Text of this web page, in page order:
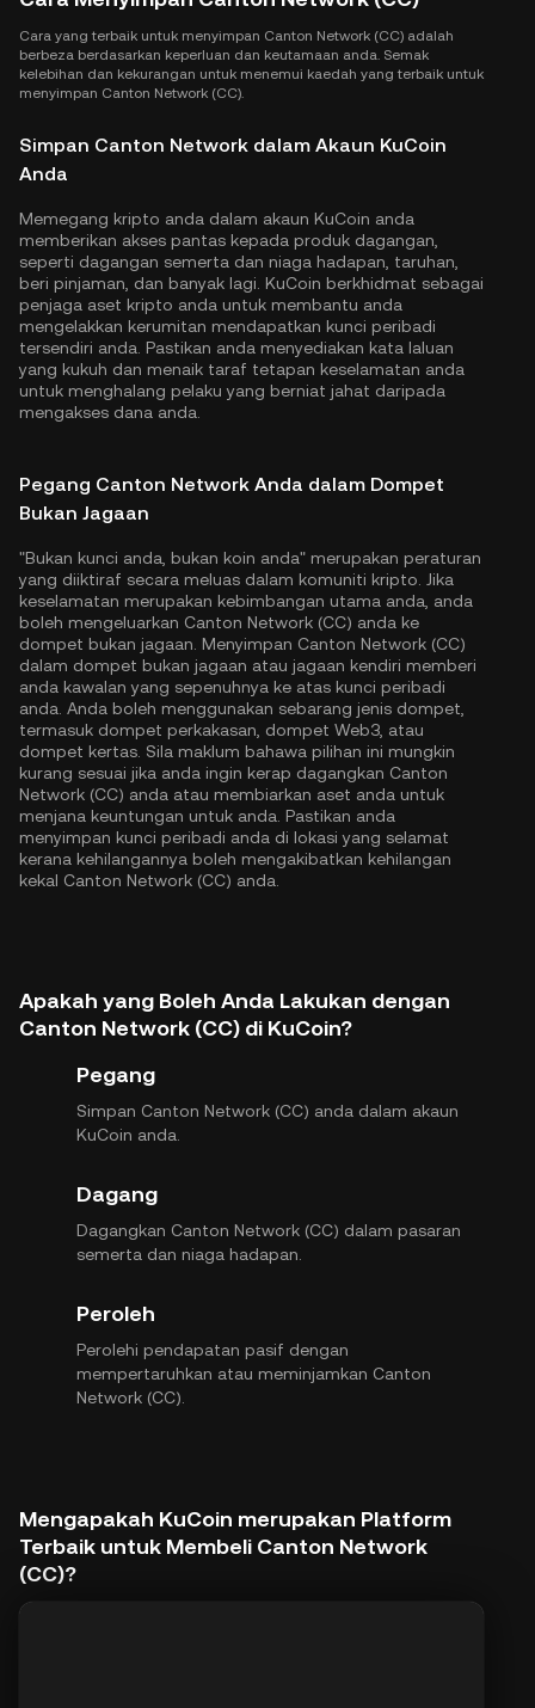
Cara yang terbaik untuk menyimpan Canton Network (CC) adalah
berbeza berdasarkan keperluan dan keutamaan anda. Semak
kelebihan dan kekurangan untuk menemui kaedah yang terbaik untuk
menyimpan Canton Network (CC).
Simpan Canton Network dalam Akaun KuCoin
Anda
Memegang kripto anda dalam akaun KuCoin anda
memberikan akses pantas kepada produk dagangan,
seperti dagangan semerta dan niaga hadapan, taruhan,
beri pinjaman, dan banyak lagi. KuCoin berkhidmat sebagai
penjaga aset kripto anda untuk membantu anda
mengelakkan kerumitan mendapatkan kunci peribadi
tersendiri anda. Pastikan anda menyediakan kata laluan
yang kukuh dan menaik taraf tetapan keselamatan anda
untuk menghalang pelaku yang berniat jahat daripada
mengakses dana anda.
Pegang Canton Network Anda dalam Dompet
Bukan Jagaan
"Bukan kunci anda, bukan koin anda" merupakan peraturan
yang diiktiraf secara meluas dalam komuniti kripto. Jika
keselamatan merupakan kebimbangan utama anda, anda
boleh mengeluarkan Canton Network (CC) anda ke
dompet bukan jagaan. Menyimpan Canton Network (CC)
dalam dompet bukan jagaan atau jagaan kendiri memberi
anda kawalan yang sepenuhnya ke atas kunci peribadi
anda. Anda boleh menggunakan sebarang jenis dompet,
termasuk dompet perkakasan, dompet Web3, atau
dompet kertas. Sila maklum bahawa pilihan ini mungkin
kurang sesuai jika anda ingin kerap dagangkan Canton
Network (CC) anda atau membiarkan aset anda untuk
menjana keuntungan untuk anda. Pastikan anda
menyimpan kunci peribadi anda di lokasi yang selamat
kerana kehilangannya boleh mengakibatkan kehilangan
kekal Canton Network (CC) anda.
Apakah yang Boleh Anda Lakukan dengan
Canton Network (CC) di KuCoin?
Pegang
Simpan Canton Network (CC) anda dalam akaun
KuCoin anda.
Dagang
Dagangkan Canton Network (CC) dalam pasaran
semerta dan niaga hadapan.
Peroleh
Perolehi pendapatan pasif dengan
mempertaruhkan atau meminjamkan Canton
Network (CC).
Mengapakah KuCoin merupakan Platform
Terbaik untuk Membeli Canton Network
(CC)?